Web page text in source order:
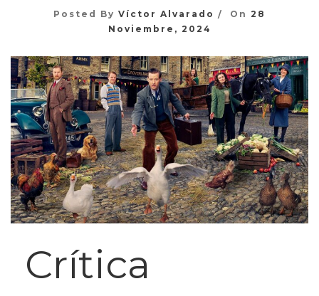
Posted By Víctor Alvarado On 28
Noviembre, 2024
Crítica